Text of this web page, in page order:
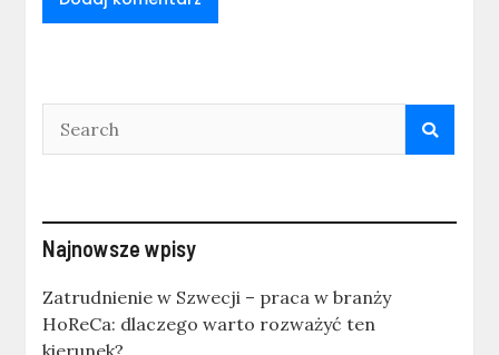
Najnowsze wpisy
Zatrudnienie w Szwecji – praca w branży
HoReCa: dlaczego warto rozważyć ten
kierunek?